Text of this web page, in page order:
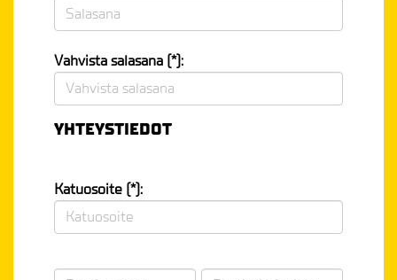
Vahvista salasana (*):
YHTEYSTIEDOT
Katuosoite (*):